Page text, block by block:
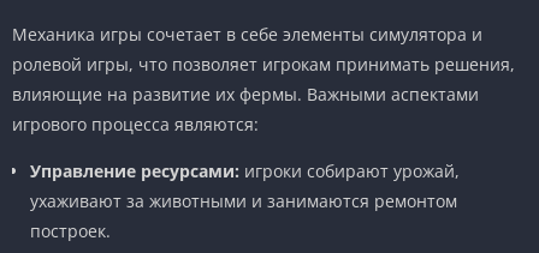
Механика игры сочетает в себе элементы симулятора и
ролевой игры, что позволяет игрокам принимать решения,
влияющие на развитие их фермы. Важными аспектами
игрового процесса являются:
Управление ресурсами: игроки собирают урожай,
ухаживают за животными и занимаются ремонтом
построек.